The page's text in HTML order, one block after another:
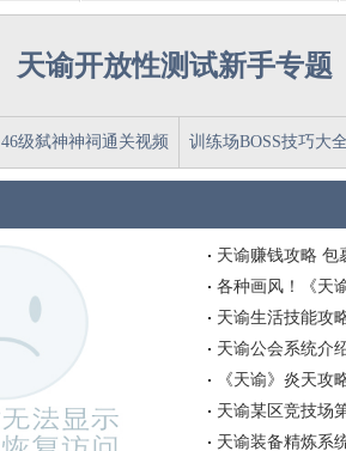
天谕开放性测试新手专题
46级弑神神祠通关视频 训练场BOSS技巧大
天谕赚钱攻略 包
各种画风！《天
天谕生活技能攻
天谕公会系统介
《天谕》炎天攻
天谕某区竞技场
天谕装备精炼系